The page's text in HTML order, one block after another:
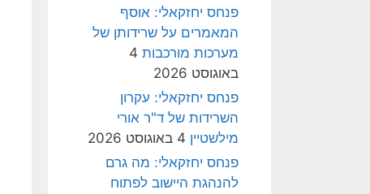
פנחס יחזקאלי: אוסף
המאמרים על שרידותן של
מערכות מורכבות 4
באוגוסט 2026
פנחס יחזקאלי: עקרון
השרידות של ד"ר אורי
מילשטיין 4 באוגוסט 2026
פנחס יחזקאלי: מה גרם
להנהגת היישוב לפתוח